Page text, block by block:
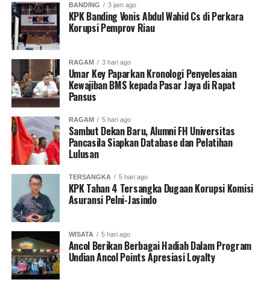
BANDING 3 jam ago
KPK Banding Vonis Abdul Wahid Cs di Perkara
Korupsi Pemprov Riau
RAGAM 3 hari ago
Umar Key Paparkan Kronologi Penyelesaian
Kewajiban BMS kepada Pasar Jaya di Rapat
Pansus
RAGAM 5 hari ago
Sambut Dekan Baru, Alumni FH Universitas
Pancasila Siapkan Database dan Pelatihan
Lulusan
TERSANGKA 5 hari ago
KPK Tahan 4 Tersangka Dugaan Korupsi Komisi
Asuransi Pelni-Jasindo
WISATA 5 hari ago
Ancol Berikan Berbagai Hadiah Dalam Program
Undian Ancol Points Apresiasi Loyalty